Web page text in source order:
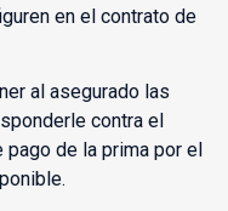
en el contrato de
al asegurado las
contra el
de la prima por el